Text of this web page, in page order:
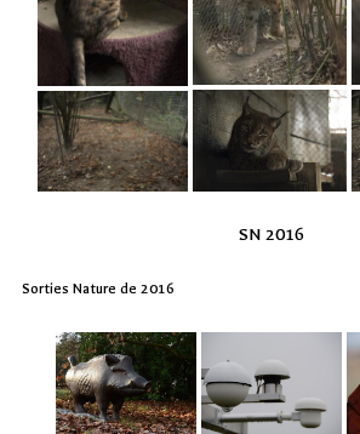
SN 2016
Sorties Nature de 2016